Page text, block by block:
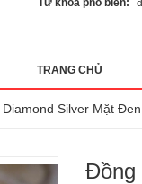
TRANG CHỦ
Silver Mặt
Đồng